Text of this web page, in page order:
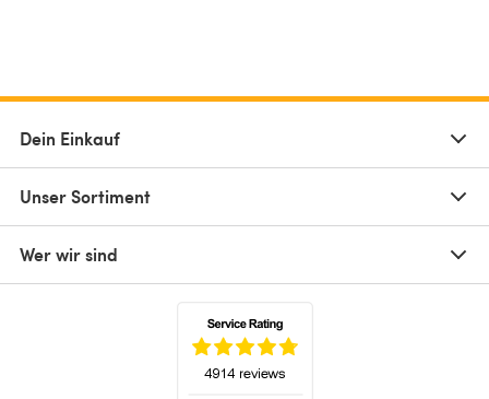
Dein Einkauf
Unser Sortiment
Wer wir sind